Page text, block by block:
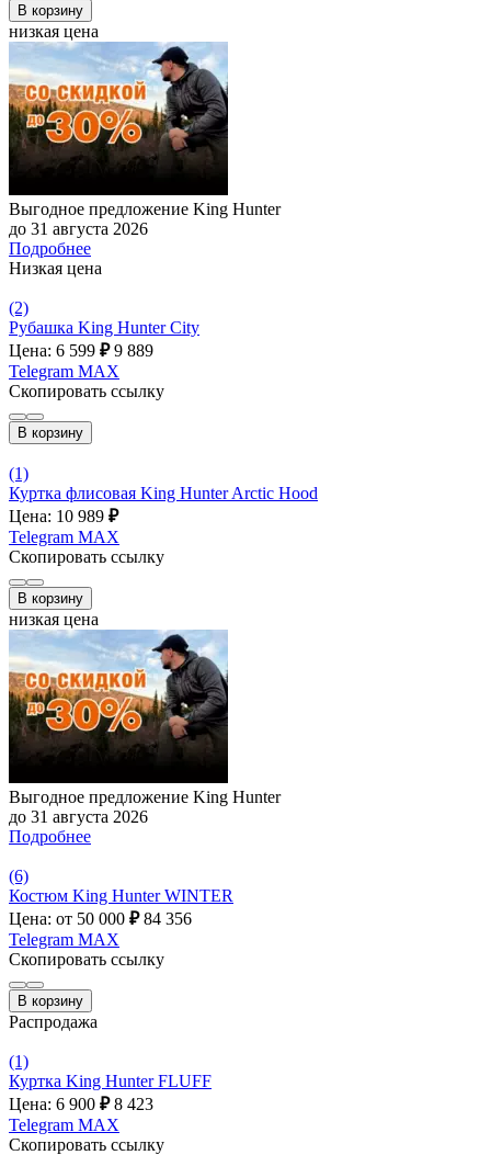
В корзину
низкая цена
Выгодное предложение King Hunter
до 31 августа 2026
Подробнее
Низкая цена
(2)
Рубашка King Hunter City
Цена: 6 599 ₽ 9 889
Telegram MAX
Скопировать ссылку
В корзину
(1)
Куртка флисовая King Hunter Arctic Hood
Цена: 10 989 ₽
Telegram MAX
Скопировать ссылку
В корзину
низкая цена
Выгодное предложение King Hunter
до 31 августа 2026
Подробнее
(6)
Костюм King Hunter WINTER
Цена: от 50 000 ₽ 84 356
Telegram MAX
Скопировать ссылку
В корзину
Распродажа
(1)
Куртка King Hunter FLUFF
Цена: 6 900 ₽ 8 423
Telegram MAX
Скопировать ссылку